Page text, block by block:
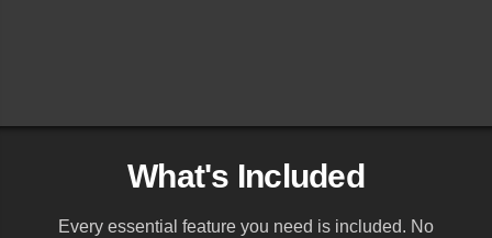
What's Included
Every essential feature you need is included. No